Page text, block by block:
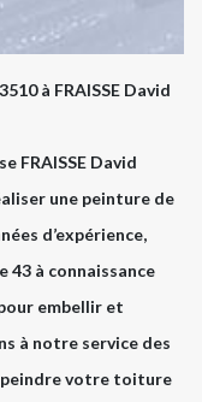
à FRAISSE David
FRAISSE David
une peinture de
d’expérience,
43 à connaissance
embellir et
à notre service des
peindre votre toiture